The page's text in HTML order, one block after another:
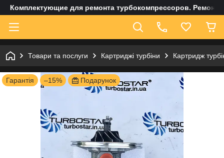
Комплектующие для ремонта турбокомпрессоров. Ремонт
Товари та послуги Картриджі турбіни Картридж
Гарантія –15% Подарунок